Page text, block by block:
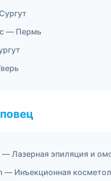
— Пермь
— Лазерная эпиляция и
— Инъекционная